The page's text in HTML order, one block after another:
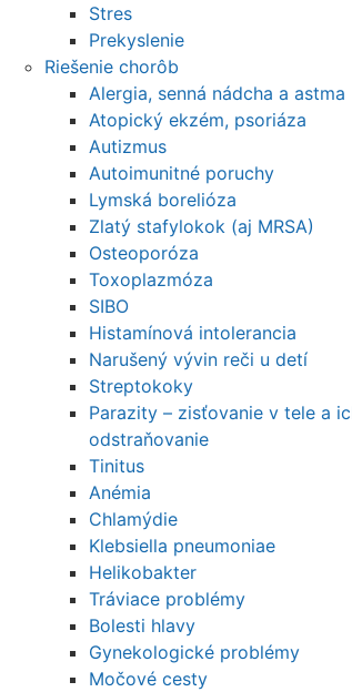
Stres
Prekyslenie
Riešenie chorôb
Alergia, senná nádcha a astma
Atopický ekzém, psoriáza
Autizmus
Autoimunitné poruchy
Lymská borelióza
Zlatý stafylokok (aj MRSA)
Osteoporóza
Toxoplazmóza
SIBO
Histamínová intolerancia
Narušený vývin reči u detí
Streptokoky
Parazity – zisťovanie v tele a
odstraňovanie
Tinitus
Anémia
Chlamýdie
Klebsiella pneumoniae
Helikobakter
Tráviace problémy
Bolesti hlavy
Gynekologické problémy
Močové cesty